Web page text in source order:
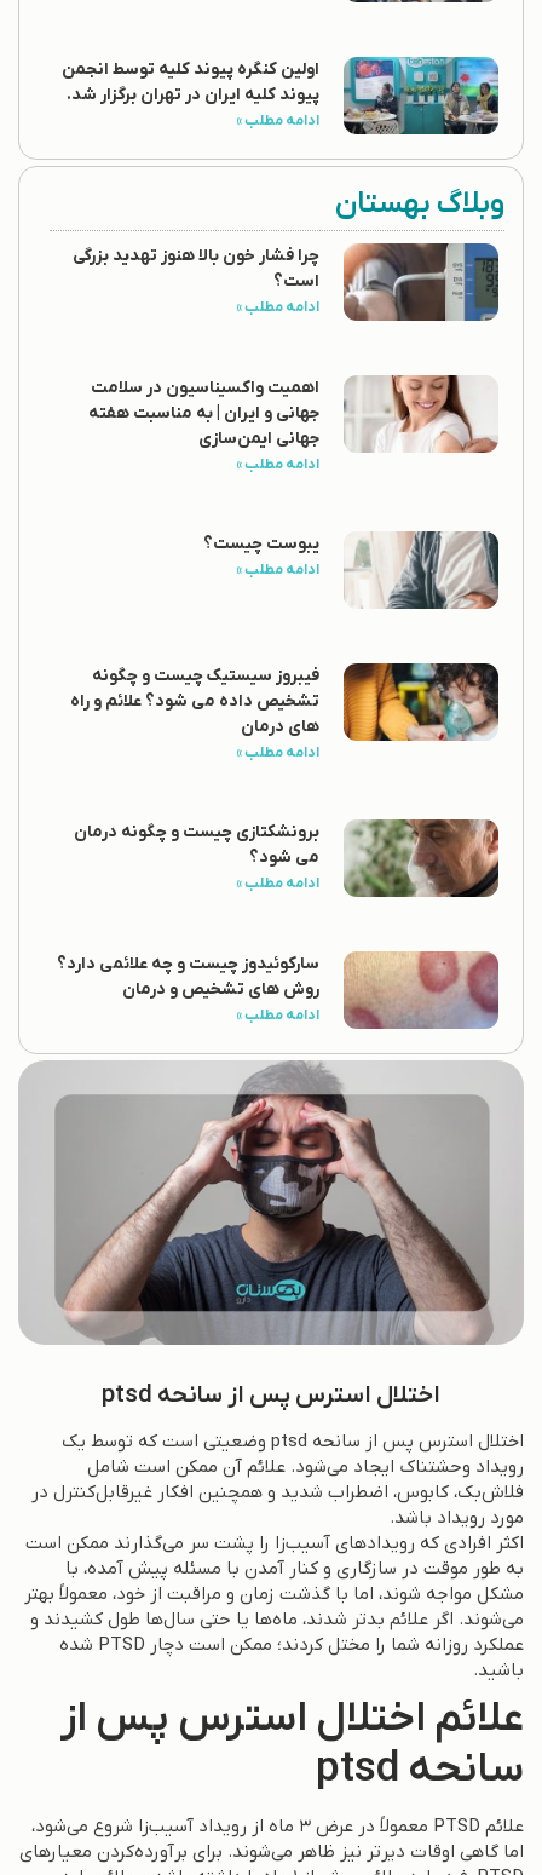
اولین کنگره پیوند کلیه توسط انجمن
پیوند کلیه ایران در تهران برگزار شد.
ادامه مطلب »
وبلاگ بهستان
چرا فشار خون بالا هنوز تهدید بزرگی
است؟
ادامه مطلب »
اهمیت واکسیناسیون در سلامت
جهانی و ایران | به مناسبت هفته
جهانی ایمن‌سازی
ادامه مطلب »
یبوست چیست؟
ادامه مطلب »
فیبروز سیستیک چیست و چگونه
تشخیص داده می شود؟ علائم و راه
های درمان
ادامه مطلب »
برونشکتازی چیست و چگونه درمان
می شود؟
ادامه مطلب »
سارکوئیدوز چیست و چه علائمی دارد؟
روش های تشخیص و درمان
ادامه مطلب »
اختلال استرس پس از سانحه ptsd
اختلال استرس پس از سانحه ptsd وضعیتی است که توسط یک
رویداد وحشتناک ایجاد می‌شود. علائم آن ممکن است شامل
فلاش‌بک، کابوس، اضطراب شدید و همچنین افکار غیرقابل‌کنترل در
مورد رویداد باشد.
اکثر افرادی که رویدادهای آسیب‌زا را پشت سر می‌گذارند ممکن است
به طور موقت در سازگاری و کنار آمدن با مسئله پیش آمده، با
مشکل مواجه شوند، اما با گذشت زمان و مراقبت از خود، معمولاً بهتر
می‌شوند. اگر علائم بدتر شدند، ماه‌ها یا حتی سال‌ها طول کشیدند و
عملکرد روزانه شما را مختل کردند؛ ممکن است دچار PTSD شده
باشید.
علائم اختلال استرس پس از
سانحه ptsd
علائم PTSD معمولاً در عرض ۳ ماه از رویداد آسیب‌زا شروع می‌شود،
اما گاهی اوقات دیرتر نیز ظاهر می‌شوند. برای برآورده‌کردن معیارهای